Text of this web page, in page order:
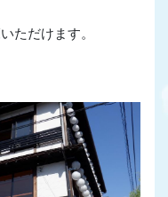
ただけます。